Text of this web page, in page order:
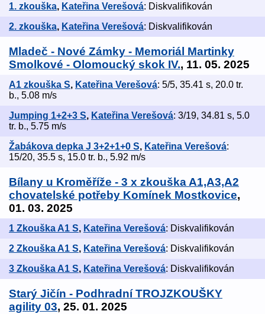
1. zkouška, Kateřina Verešová: Diskvalifikován
2. zkouška, Kateřina Verešová: Diskvalifikován
Mladeč - Nové Zámky - Memoriál Martinky
Smolkové - Olomoucký skok IV., 11. 05. 2025
A1 zkouška S, Kateřina Verešová: 5/5, 35.41 s, 20.0 tr.
b., 5.08 m/s
Jumping 1+2+3 S, Kateřina Verešová: 3/19, 34.81 s, 5.0
tr. b., 5.75 m/s
Žabákova depka J 3+2+1+0 S, Kateřina Verešová:
15/20, 35.5 s, 15.0 tr. b., 5.92 m/s
Bílany u Kroměříže - 3 x zkouška A1,A3,A2
chovatelské potřeby Komínek Mostkovice,
01. 03. 2025
1 Zkouška A1 S, Kateřina Verešová: Diskvalifikován
2 Zkouška A1 S, Kateřina Verešová: Diskvalifikován
3 Zkouška A1 S, Kateřina Verešová: Diskvalifikován
Starý Jičín - Podhradní TROJZKOUŠKY
agility 03, 25. 01. 2025